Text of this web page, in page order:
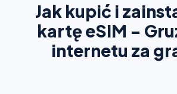
Jak kupić i
kartę eSIM -
internetu za